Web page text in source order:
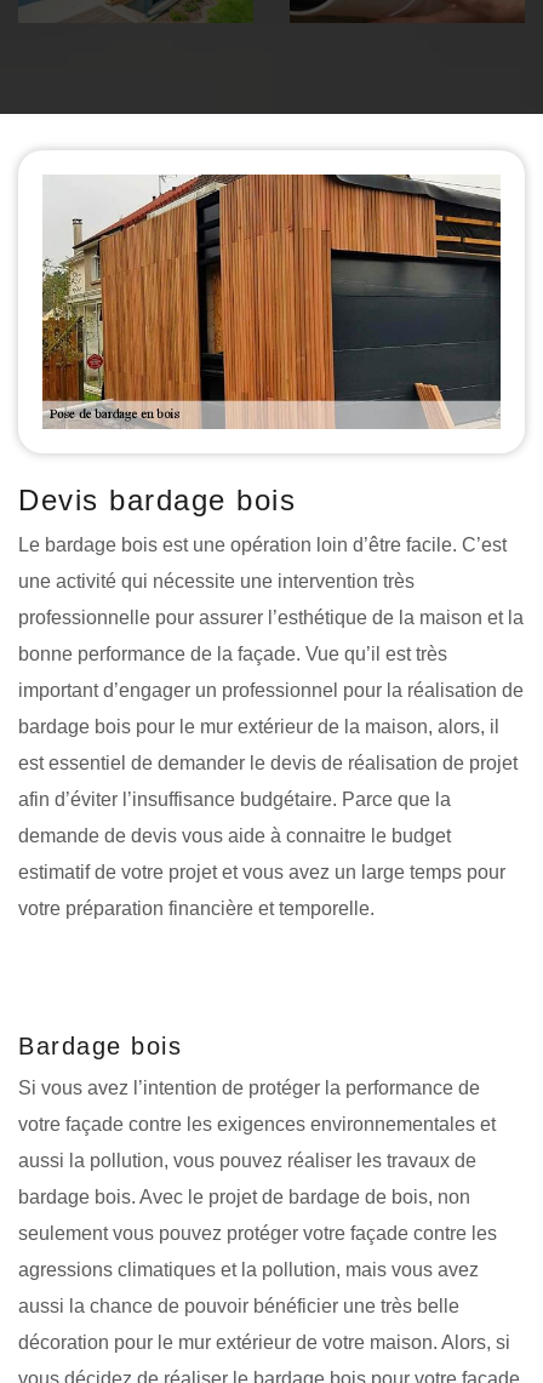
Devis bardage bois
Le bardage bois est une opération loin d’être facile. C’est
une activité qui nécessite une intervention très
professionnelle pour assurer l’esthétique de la maison et la
bonne performance de la façade. Vue qu’il est très
important d’engager un professionnel pour la réalisation de
bardage bois pour le mur extérieur de la maison, alors, il
est essentiel de demander le devis de réalisation de projet
afin d’éviter l’insuffisance budgétaire. Parce que la
demande de devis vous aide à connaitre le budget
estimatif de votre projet et vous avez un large temps pour
votre préparation financière et temporelle.
Bardage bois
Si vous avez l’intention de protéger la performance de
votre façade contre les exigences environnementales et
aussi la pollution, vous pouvez réaliser les travaux de
bardage bois. Avec le projet de bardage de bois, non
seulement vous pouvez protéger votre façade contre les
agressions climatiques et la pollution, mais vous avez
aussi la chance de pouvoir bénéficier une très belle
décoration pour le mur extérieur de votre maison. Alors, si
vous décidez de réaliser le bardage bois pour votre façade,